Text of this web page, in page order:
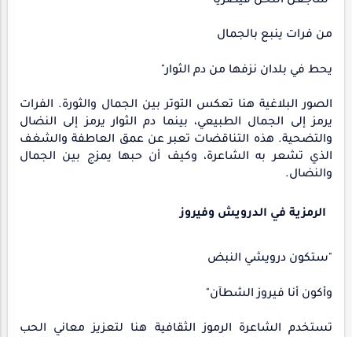
من فرات ينبع بالجمال
يحط في بلدان نزفها من دم الثوار"
الصور البلاغية هنا تعكس التوتر بين الجمال والثورة. الفرات
يرمز إلى الجمال الطبيعي، بينما دم الثوار يرمز إلى النضال
والتضحية. هذه التناقضات تعبر عن عمق العاطفة والشغف
الذي تشعر به الشاعرة، وكيف أن حبها يمزج بين الجمال
والنضال.
الرمزية في الدرويش وفيروز
"ستكون درويشي النبض
وأكون أنا فيروز الشطآن"
تستخدم الشاعرة الرموز الثقافية هنا لتعزيز معاني الحب